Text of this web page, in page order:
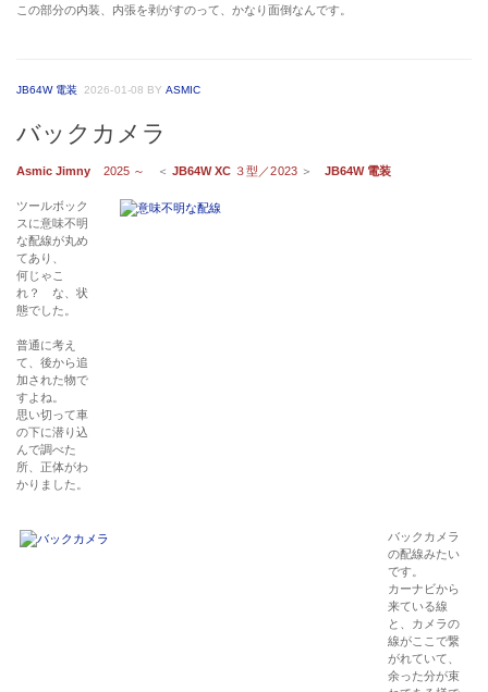
この部分の内装、内張を剥がすのって、かなり面倒なんです。
JB64W 電装 2026-01-08 BY ASMIC
バックカメラ
Asmic Jimny 2025 ～ ＜ JB64W XC ３型／2023＞ JB64W 電装
ツールボック
スに意味不明
な配線が丸め
てあり、
何じゃこ
れ？ な、状
態でした。
普通に考え
て、後から追
加された物で
すよね。
思い切って車
の下に潜り込
んで調べた
所、正体がわ
かりました。
バックカメラ
の配線みたい
です。
カーナビから
来ている線
と、カメラの
線がここで繋
がれていて、
余った分が束